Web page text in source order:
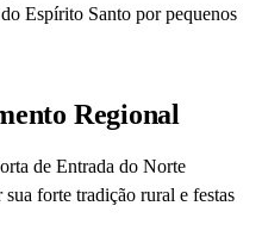
Espírito Santo por pequenos
Regional
de Entrada do Norte
forte tradição rural e festas